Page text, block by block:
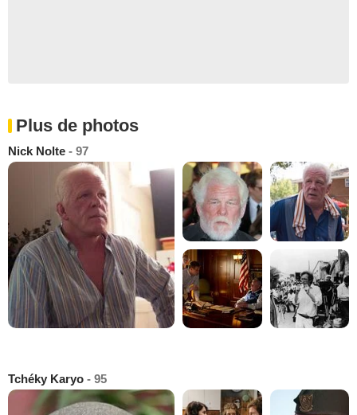
Plus de photos
Nick Nolte - 97
Tchéky Karyo - 95